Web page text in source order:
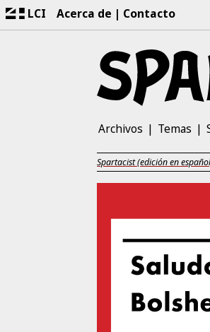
LCI Acerca de Contacto
Archivos Temas
Spartacist (edición en